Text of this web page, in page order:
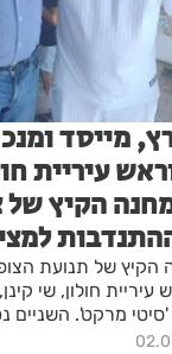
מייסד
עיריית
הקיץ של
של תנועת
עיריית חולון, שי
מרקט'. השניים
של בני הנוער.